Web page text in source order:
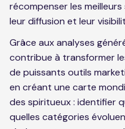
récompenser les
leur diffusion et leur
Grâce aux analyses
contribue à transformer
de puissants outils
en créant une carte
des spiritueux : identifier
quelles catégories